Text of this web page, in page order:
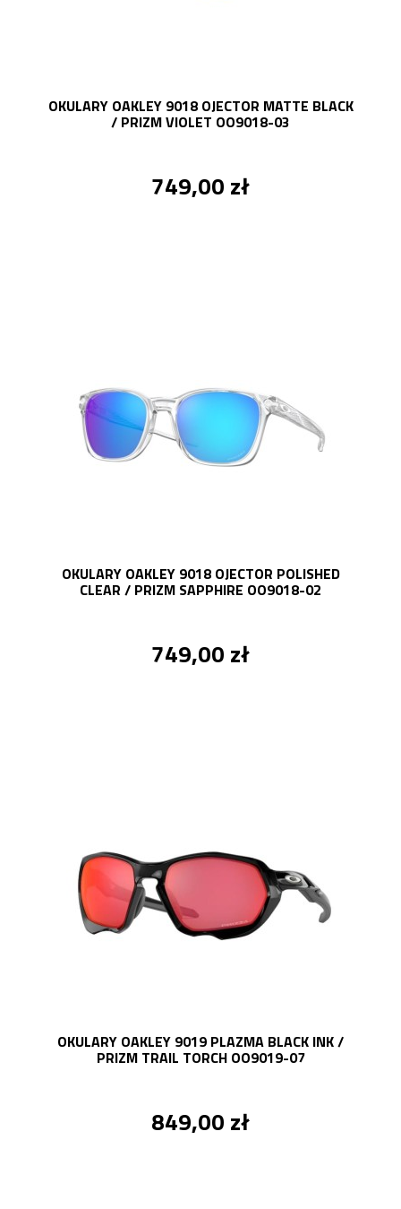
OKULARY OAKLEY 9018 OJECTOR MATTE BLACK
/ PRIZM VIOLET OO9018-03
749,00 zł
OKULARY OAKLEY 9018 OJECTOR POLISHED
CLEAR / PRIZM SAPPHIRE OO9018-02
749,00 zł
OKULARY OAKLEY 9019 PLAZMA BLACK INK /
PRIZM TRAIL TORCH OO9019-07
849,00 zł